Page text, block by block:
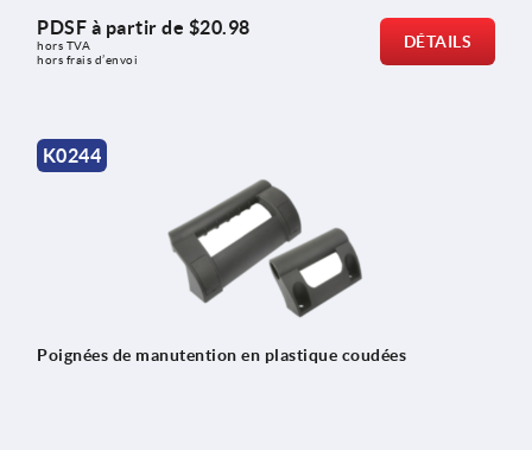
PDSF à partir de $20.98
hors TVA
hors frais d’envoi
DÉTAILS
K0244
Poignées de manutention en plastique coudées